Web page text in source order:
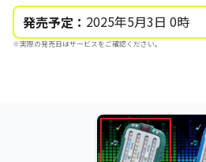
発売予定： 2025年5月3日 0時
※実際の発売日はサービスをご確認ください。